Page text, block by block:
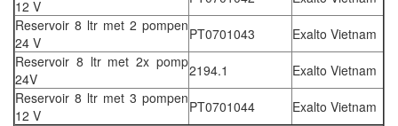
12 V
Reservoir 8 ltr met 2 pompen
24 V
PT0701043
Exalto Vietnam
Reservoir 8 ltr met 2x pomp
24V
2194.1
Exalto Vietnam
Reservoir 8 ltr met 3 pompen
12 V
PT0701044 Exalto Vietnam